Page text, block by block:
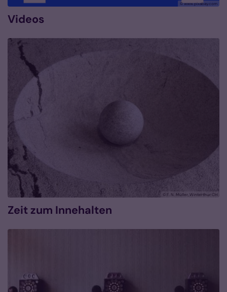
© www.pixabay.com
Videos
© F. N. Müller, Winterthur CH
Zeit zum Innehalten